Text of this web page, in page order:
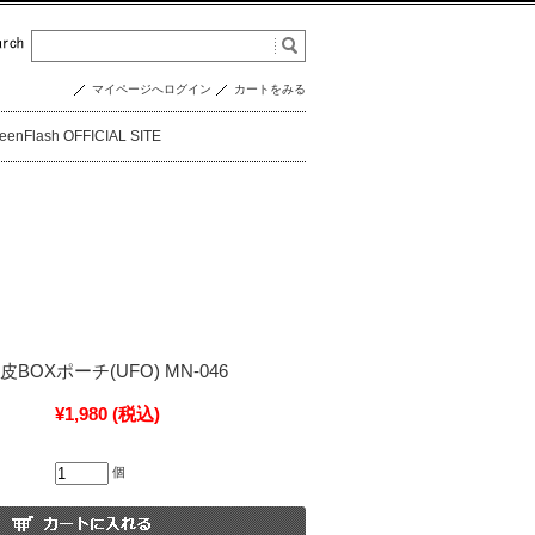
マイページへログイン カートをみる
OFFICIAL SITE
BOXポーチ(UFO) MN-046
¥1,980 (税込)
個